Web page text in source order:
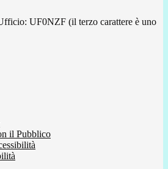
UF0NZF (il terzo carattere è uno
il Pubblico